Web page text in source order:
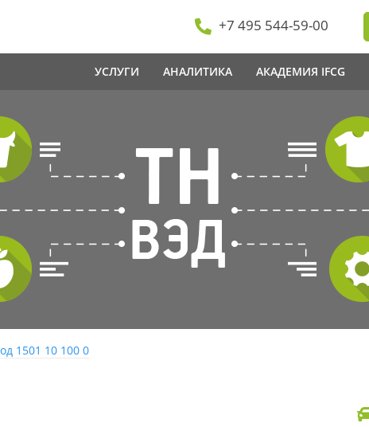
+7 495 544-59-00
УСЛУГИ АНАЛИТИКА АКАДЕМИЯ IFCG
1501 10 100 0